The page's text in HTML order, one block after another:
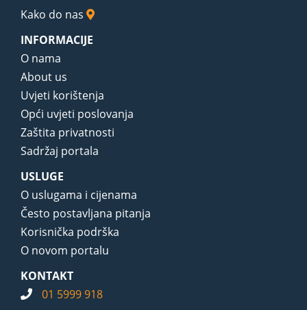
Kako do nas
INFORMACIJE
O nama
About us
Uvjeti korištenja
Opći uvjeti poslovanja
Zaštita privatnosti
Sadržaj portala
USLUGE
O uslugama i cijenama
Često postavljana pitanja
Korisnička podrška
O novom portalu
KONTAKT
01 5999 918